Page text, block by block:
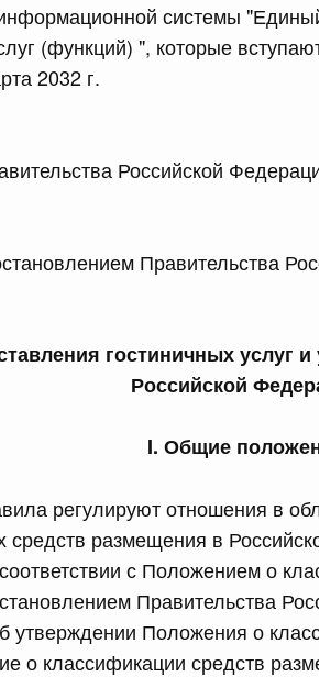
системы
(функций) ", которые
2032 г.
Правительства
Правительства
гостиничных услуг
Российской
I. Общие
регулируют отношения в
средств размещения в
с Положением о
Правительства
утверждении Положения о
о классификации средств
изменений в Соглашение о единых
союза от 23 декабря 2014 года
Федерации от 23.07.2026 г. №
Правительством Российской
Федерации от 23.07.2026 г. №
Федерации от 23.07.2026 г. №
Российской Федерации от 24
июля, среда
Федерации от 22.07.2026 г.
Российской Федерации от 30